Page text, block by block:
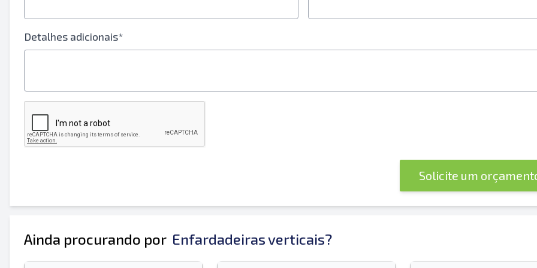
Detalhes adicionais*
Solicite um
Móvel
Ainda procurando por Enfardadeiras verticais?